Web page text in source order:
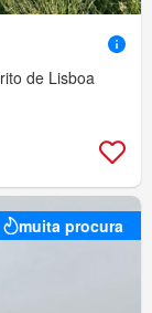
de Lisboa
muita procura